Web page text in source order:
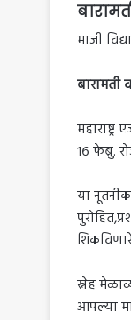
माजी
बारामती
१६ फेब्रु.
या
स्नेह
आपल्या